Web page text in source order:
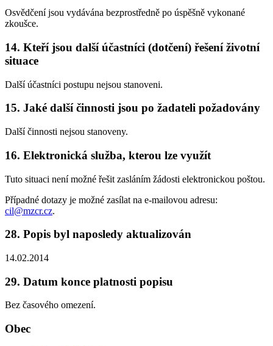
Osvědčení jsou vydávána bezprostředně po úspěšně vykonané
zkoušce.
14. Kteří jsou další účastníci (dotčení) řešení životní
situace
Další účastníci postupu nejsou stanoveni.
15. Jaké další činnosti jsou po žadateli požadovány
Další činnosti nejsou stanoveny.
16. Elektronická služba, kterou lze využít
Tuto situaci není možné řešit zasláním žádosti elektronickou poštou.
Případné dotazy je možné zasílat na e-mailovou adresu:
cil@mzcr.cz.
28. Popis byl naposledy aktualizován
14.02.2014
29. Datum konce platnosti popisu
Bez časového omezení.
Obec